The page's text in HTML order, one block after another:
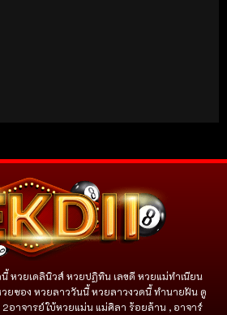
หวยเดลินิวส์ หวยปฏิทิน เลขดี หวยแม่ทำเนียน
ยซอง หวยลาววันนี้ หวยลาวงวดนี้ ทำนายฝัน ดู
อาจารย์ใบ้หวยแม่น แม่ศิลา ร้อยล้าน , อาจาร์